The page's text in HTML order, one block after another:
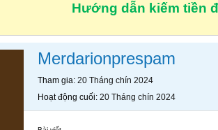
Hướng dẫn kiếm tiền
Merdarionprespam
Tham gia 20 Tháng chín 2024
Hoạt động cuối 20 Tháng chín 2024